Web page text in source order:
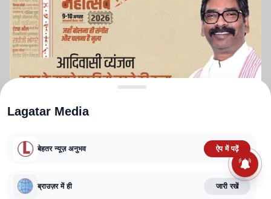
TERMS AND CONDITIONS
CORRECTIONS POLICY
FACT CHECKING POLICY
Lagatar Media
बेहतर न्यूज़ अनुभव ऐप में पढ़ें
ब्राउज़र में ही जारी रखें